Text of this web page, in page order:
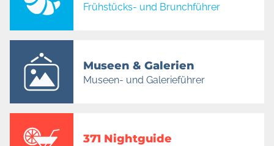
Frühstücks- und Brunchführer
Museen & Galerien
Museen- und Galerieführer
371 Nightguide